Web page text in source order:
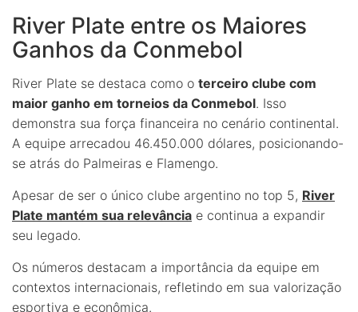
River Plate entre os Maiores
Ganhos da Conmebol
River Plate se destaca como o terceiro clube com
maior ganho em torneios da Conmebol. Isso
demonstra sua força financeira no cenário continental.
A equipe arrecadou 46.450.000 dólares, posicionando-
se atrás do Palmeiras e Flamengo.
Apesar de ser o único clube argentino no top 5, River
Plate mantém sua relevância e continua a expandir
seu legado.
Os números destacam a importância da equipe em
contextos internacionais, refletindo em sua valorização
esportiva e econômica.